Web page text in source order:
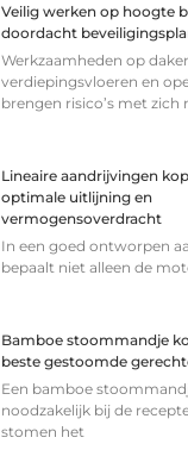
Veilig werken op hoogte
doordacht
Werkzaamheden op
verdiepingsvloeren en
brengen risico’s met zich
Lineaire aandrijvingen
optimale uitlijning en
vermogensoverdracht
In een goed ontworpen
bepaalt niet alleen de
Bamboe stoommandje
beste gestoomde
Een bamboe
noodzakelijk bij de
stomen het